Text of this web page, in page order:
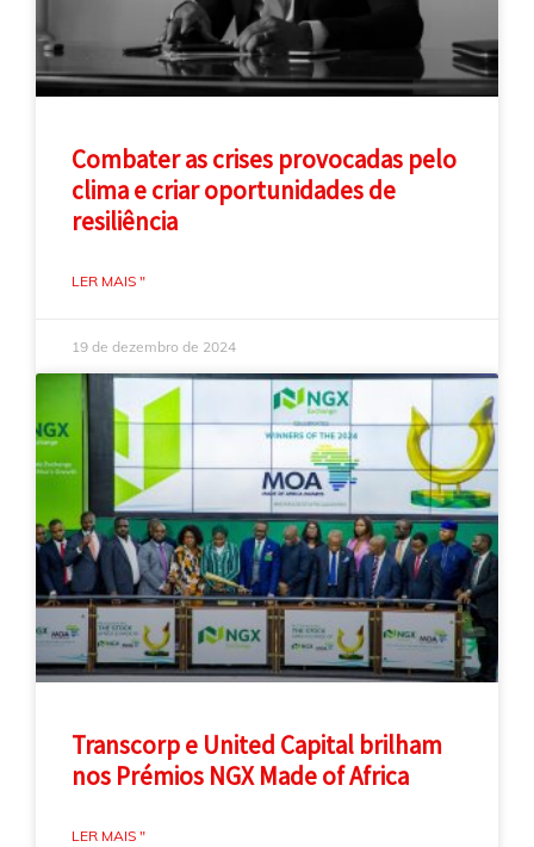
Combater as crises provocadas pelo
clima e criar oportunidades de
resiliência
LER MAIS "
19 de dezembro de 2024
Transcorp e United Capital brilham
nos Prémios NGX Made of Africa
LER MAIS "